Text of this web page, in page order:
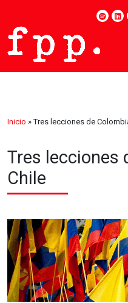
Inicio »Tres lecciones de
Tres lecciones
Chile